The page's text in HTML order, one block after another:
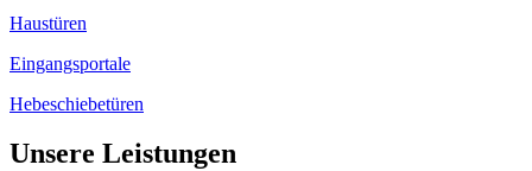
Haustüren
Eingangsportale
Hebeschiebetüren
Unsere Leistungen